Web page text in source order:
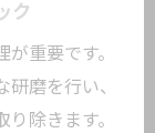
ク
重要です。
磨を行い、
除きます。